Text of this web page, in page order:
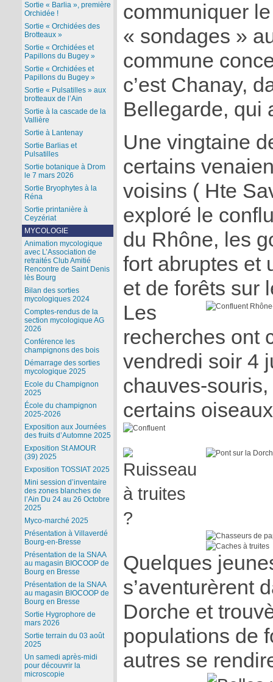
communiquer
« sondages »
commune
c’est Chanay,
Bellegarde, qui
Une vingtaine
certains
voisins ( Hte
exploré le
du Rhône, les
fort abruptes et
et de forêts sur
Les
recherches ont
vendredi soir 4
chauves-
certains
Quelques
s’aventurèrent
Dorche et
populations de
autres se
Sortie « Barlia », première
Orchidée !
Sortie « Orchidées des
Brotteaux »
Sortie « Orchidées et
Papillons du Bugey »
Sortie « Orchidées et
Papillons du Bugey »
Sortie « Pulsatilles » aux
brotteaux de l’Ain
Sortie à la cascade de la
Vallière
Sortie à Lantenay
Sortie Barlias et
Pulsatilles
Sortie botanique à Drom
le 7 mars 2026
Sortie Bryophytes à la
Réna
Sortie printanière à
Ceyzériat
MYCOLOGIE
Animation mycologique
avec L’Association de
retraités Club Amitié
Rencontre de Saint Denis
lès Bourg
Bilan des sorties
mycologiques 2024
Comptes-rendus de la
section mycologique AG
2026
Conférence les
champignons des bois
Démarrage des sorties
mycologique 2025
Ecole du Champignon
2025
École du champignon
2025-2026
Exposition aux Journées
des fruits d’Automne 2025
Exposition St AMOUR
(39) 2025
Exposition TOSSIAT 2025
Mini session d’inventaire
des zones blanches de
l’Ain Du 24 au 26 Octobre
2025
Myco-marché 2025
Présentation à Villaverdé
Bourg-en-Bresse
Présentation de la SNAA
au magasin BIOCOOP de
Bourg en Bresse
Présentation de la SNAA
au magasin BIOCOOP de
Bourg en Bresse
Sortie Hygrophore de
mars 2026
Sortie terrain du 03 août
2025
Un samedi après-midi
pour découvrir la
microscopie